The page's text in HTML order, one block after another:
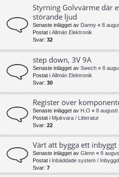
Styrning Golvvärme där
störande ljud
Senaste inlägget av Danny « 8
Postat i Allmän Elektronik
Svar: 32
step down, 3V 9A
Senaste inlägget av Swech « 8
Postat i Allmän Elektronik
Svar: 30
Register över
Senaste inlägget av H.O « 8 augusti
Postat i Mjukvara / Litteratur
Svar: 22
Värt att bygga ett inbyggt
Senaste inlägget av Glenn « 8
Postat i Inbäddade system /
Svar: 7